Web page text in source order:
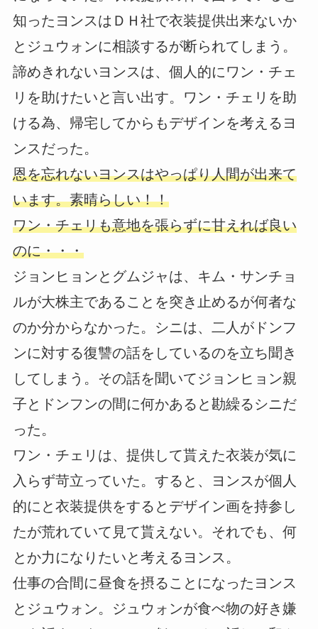
知ったヨンスはＤＨ社で衣装提供出来ないか
とジュウォンに相談するが断られてしまう。
諦めきれないヨンスは、個人的にワン・チェ
リを助けたいと言い出す。ワン・チェリを助
ける為、帰宅してからもデザインを考えるヨ
ンスだった。
恩を忘れないヨンスはやっぱり人間が出来て
います。素晴らしい！！
ワン・チェリも意地を張らずに甘えれば良い
のに・・・
ジョンヒョンとグムジャは、キム・サンチョ
ルが大株主であることを突き止めるが何者な
のか分からなかった。シニは、二人がドンフ
ンに対する復讐の話をしているのを立ち聞き
してしまう。その話を聞いてジョンヒョン親
子とドンフンの間に何かあると勘繰るシニだ
った。
ワン・チェリは、提供して貰えた衣装が気に
入らず苛立っていた。すると、ヨンスが個人
的にと衣装提供をするとデザイン画を持参し
たが荒れていて見て貰えない。それでも、何
とか力になりたいと考えるヨンス。
仕事の合間に昼食を摂ることになったヨンス
とジュウォン。ジュウォンが食べ物の好き嫌